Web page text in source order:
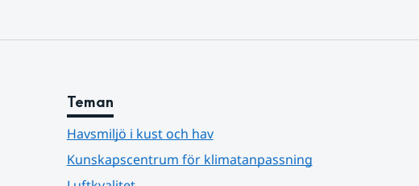
Teman
Havsmiljö i kust och hav
Kunskapscentrum för klimatanpassning